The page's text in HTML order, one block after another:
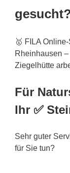
🥇 FILA
Rheinhausen
Ziegelhütte
Für
Ihr ✅
Sehr guter
für Sie tun?